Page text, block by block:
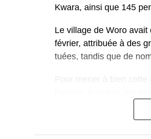
Kwara, ainsi que 145
Le village de Woro
février, attribuée à des
tuées, tandis que de
le terrorisme. Cette
forestière réputée